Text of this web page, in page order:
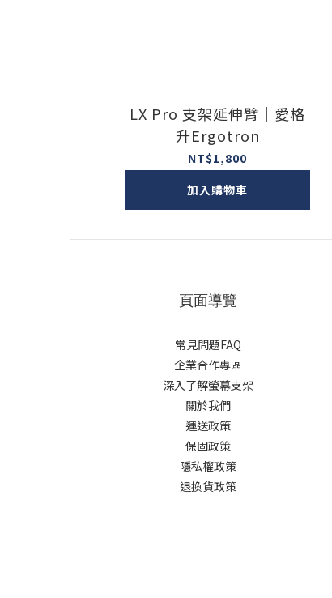
LX Pro 支架延伸臂｜愛格
升Ergotron
NT$1,800
加入購物車
頁面導覽
常見問題FAQ
企業合作專區
深入了解螢幕支架
關於我們
運送政策
保固政策
隱私權政策
退換貨政策